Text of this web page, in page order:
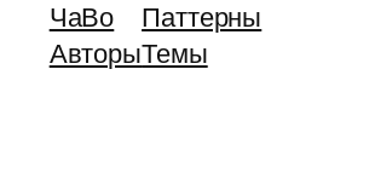
ЧаВо
Авторы
Паттерны
Темы